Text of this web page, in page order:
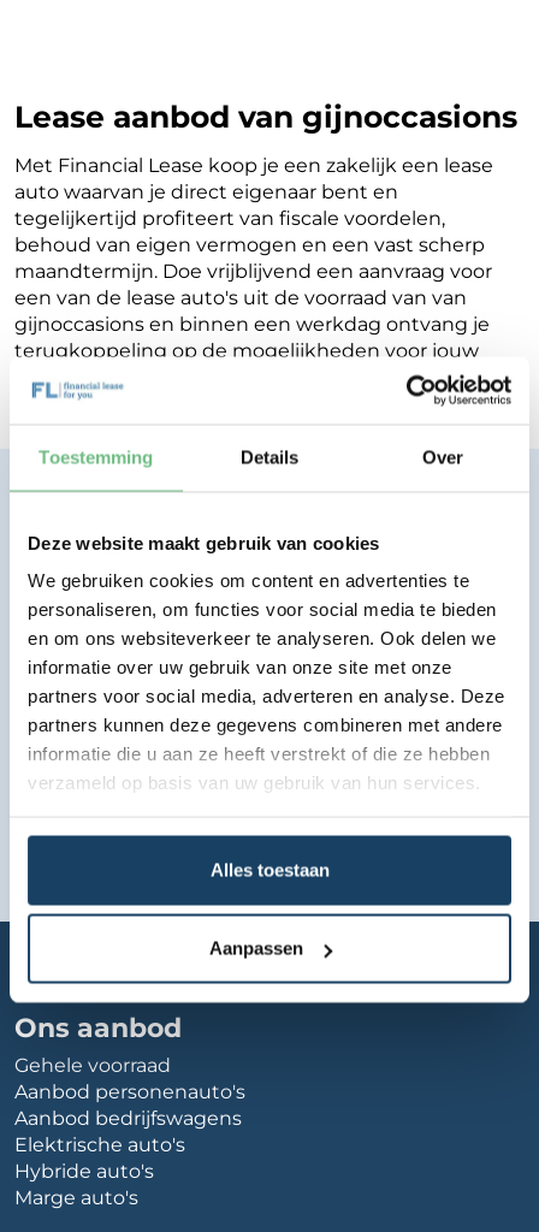
Toestemming Details Over
Deze website maakt gebruik van cookies
We gebruiken cookies om content en advertenties te
personaliseren, om functies voor social media te bieden
en om ons websiteverkeer te analyseren. Ook delen we
informatie over uw gebruik van onze site met onze
partners voor social media, adverteren en analyse. Deze
partners kunnen deze gegevens combineren met andere
informatie die u aan ze heeft verstrekt of die ze hebben
verzameld op basis van uw gebruik van hun services.
Alles toestaan
Aanpassen
Lease aanbod van gijnoccasions
Met Financial Lease koop je een zakelijk een lease
auto waarvan je direct eigenaar bent en
tegelijkertijd profiteert van fiscale voordelen,
behoud van eigen vermogen en een vast scherp
maandtermijn. Doe vrijblijvend een aanvraag voor
een van de lease auto's uit de voorraad van van
gijnoccasions en binnen een werkdag ontvang je
terugkoppeling op de mogelijkheden voor jouw
Financial Lease.
Eenvoudig, transparant, vertrouwd.
Bekijk lease aanbod
Ons aanbod
Gehele voorraad
Aanbod personenauto's
Aanbod bedrijfswagens
Elektrische auto's
Hybride auto's
Marge auto's